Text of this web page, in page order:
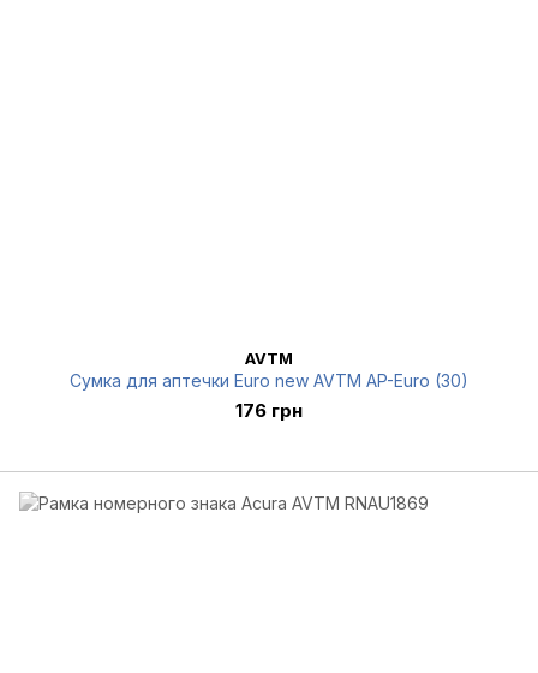
AVTM
Сумка для аптечки Euro new AVTM AP-Euro (30)
176 грн